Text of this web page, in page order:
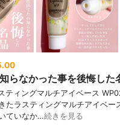
らなかった事を後悔した
ティングマルチアイベース
たラスティングマルチアイベー
ていなか…続きを見る